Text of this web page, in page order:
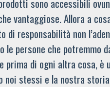
vantaggiose. Allora a
di responsabilità non
le persone che potremmo
prima di ogni altra cosa, è
noi stessi e la nostra